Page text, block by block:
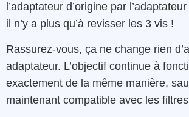
l’adaptateur d’origine par l’adaptateur
il n’y a plus qu’à revisser les 3 vis !
Rassurez-vous, ça ne change rien
adaptateur. L’objectif continue à
exactement de la même manière,
maintenant compatible avec les